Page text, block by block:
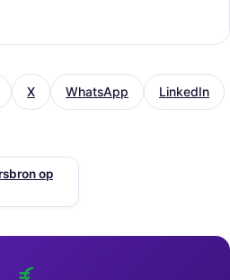
X WhatsApp LinkedIn
op